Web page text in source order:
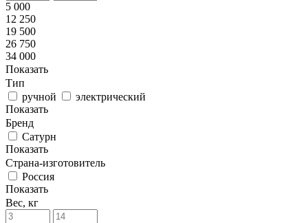
5 000
12 250
19 500
26 750
34 000
Показать
Тип
ручной
электрический
Показать
Бренд
Сатурн
Показать
Страна-изготовитель
Россия
Показать
Вес, кг